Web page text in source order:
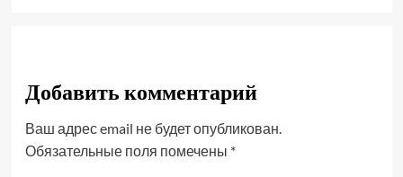
Добавить комментарий
Ваш адрес email не будет опубликован.
Обязательные поля помечены *